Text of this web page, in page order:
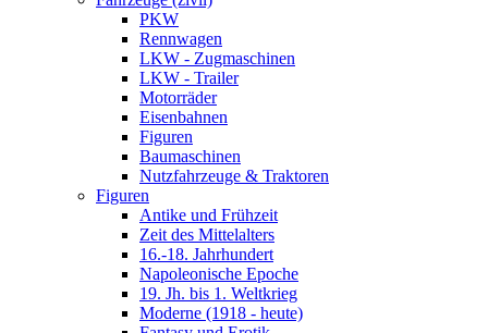
PKW
Rennwagen
LKW - Zugmaschinen
LKW - Trailer
Motorräder
Eisenbahnen
Figuren
Baumaschinen
Nutzfahrzeuge & Traktoren
Figuren
Antike und Frühzeit
Zeit des Mittelalters
16.-18. Jahrhundert
Napoleonische Epoche
19. Jh. bis 1. Weltkrieg
Moderne (1918 - heute)